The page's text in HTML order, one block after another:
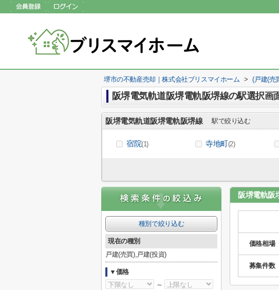
堺市の不動産売却｜株式会社ブリスマイホーム > (戸建(売
阪堺電気軌道阪堺電軌阪堺線の駅選択画
阪堺電気軌道阪堺電軌阪堺線 駅で絞り込む
宿院(1) 寺地町(2)
阪堺電軌阪
価格相場
募集件数
種別で絞り込む
現在の種別
戸建(売買),戸建(投資)
▼価格
～